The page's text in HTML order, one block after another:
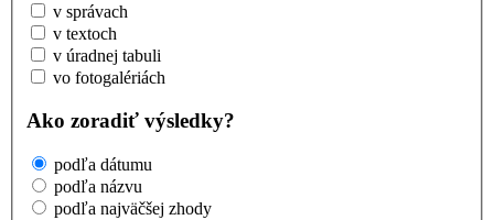
v správach
v textoch
v úradnej tabuli
vo fotogalériách
Ako zoradiť výsledky?
podľa dátumu
podľa názvu
podľa najväčšej zhody